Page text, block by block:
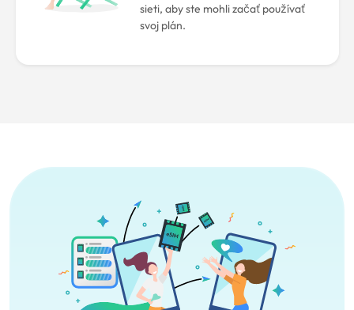
sieti, aby ste mohli začať používať
svoj plán.